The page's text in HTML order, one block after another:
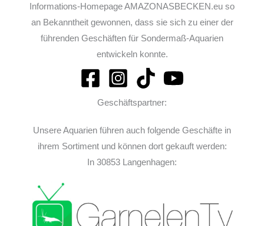
Informations-Homepage AMAZONASBECKEN.eu so
an Bekanntheit gewonnen, dass sie sich zu einer der
führenden Geschäften für Sondermaß-Aquarien
entwickeln konnte.
Geschäftspartner:
Unsere Aquarien führen auch folgende Geschäfte in
ihrem Sortiment und können dort gekauft werden:
In 30853 Langenhagen: